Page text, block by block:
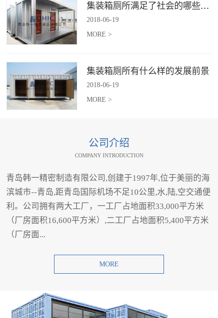
集装箱厕所满足了社会的哪些需求
2018-06-19
MORE >
集装箱厕所有什么样的发展前景
2018-06-19
MORE >
公司介绍
COMPANY INTRODUCTION
青岛韩一精密制造有限公司,创建于1997年,位于美丽的海
滨城市--青岛,距青岛国际机场不足10公里,水,陆,空交通便
利。公司拥有两大工厂，一工厂占地面积33,000平方米
（厂房面积16,600平方米）,二工厂占地面积5,400平方米
（厂房面...
MORE